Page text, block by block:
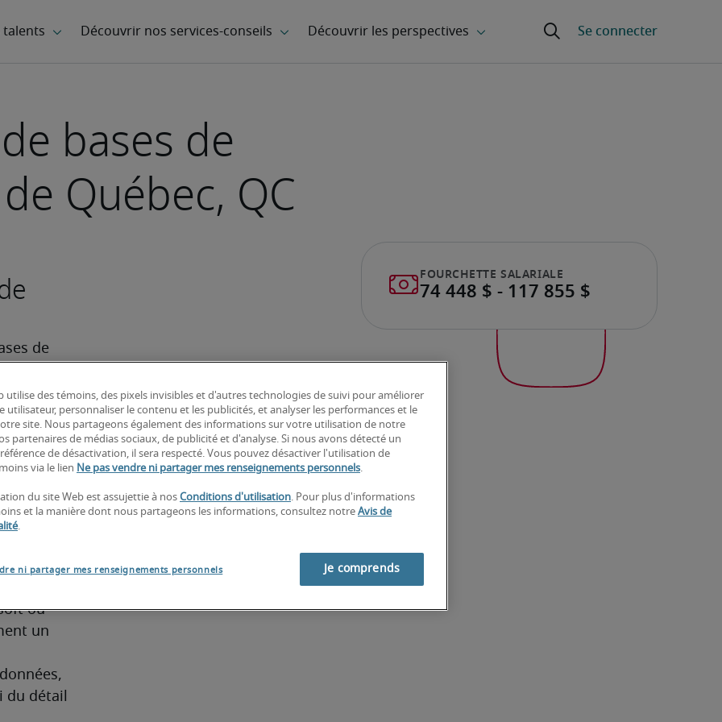
bases de
Québec, QC
de
structure
de
Server,
ou
un
du détail
utilise des témoins, des pixels invisibles et d'autres technologies de suivi pour améliorer
utilisateur, personnaliser le contenu et les publicités, et analyser les performances et le
site. Nous partageons également des informations sur votre utilisation de notre
partenaires de médias sociaux, de publicité et d'analyse. Si nous avons détecté un
de désactivation, il sera respecté. Vous pouvez désactiver l'utilisation de
via le lien Ne pas vendre ni partager mes renseignements personnels.
du site Web est assujettie à nos Conditions d'utilisation. Pour plus d'informations
et la manière dont nous partageons les informations, consultez notre Avis de
.
ni partager mes renseignements personnels Je comprends